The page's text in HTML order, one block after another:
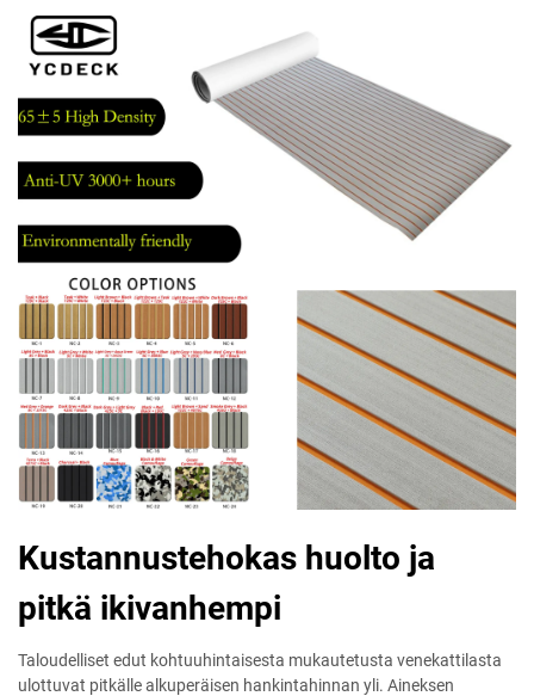
Kustannustehokas huolto ja
pitkä ikivanhempi
Taloudelliset edut kohtuuhintaisesta mukautetusta venekattilasta
ulottuvat pitkälle alkuperäisen hankintahinnan yli. Aineksen